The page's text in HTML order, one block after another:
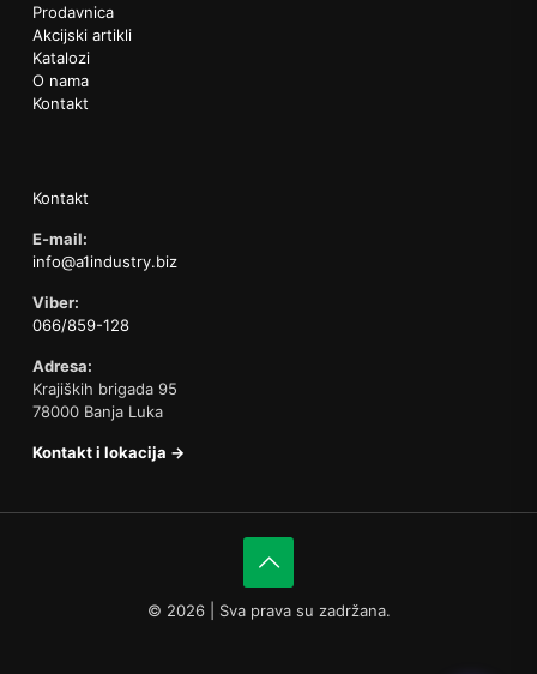
Prodavnica
Akcijski artikli
Katalozi
O nama
Kontakt
Kontakt
E-mail:
info@a1industry.biz
Viber:
066/859-128
Adresa:
Krajiških brigada 95
78000 Banja Luka
Kontakt i lokacija →
© 2026 | Sva prava su zadržana.